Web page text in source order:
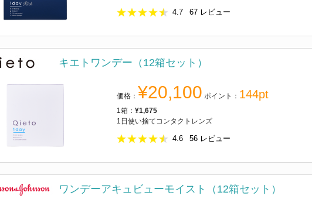
4.7 67 レビュー
キエトワンデー（12箱セット）
価格： ¥20,100 ポイント： 144pt
1箱： ¥1,675
1日使い捨てコンタクトレンズ
4.6 56 レビュー
ワンデーアキュビューモイスト（12箱セット）